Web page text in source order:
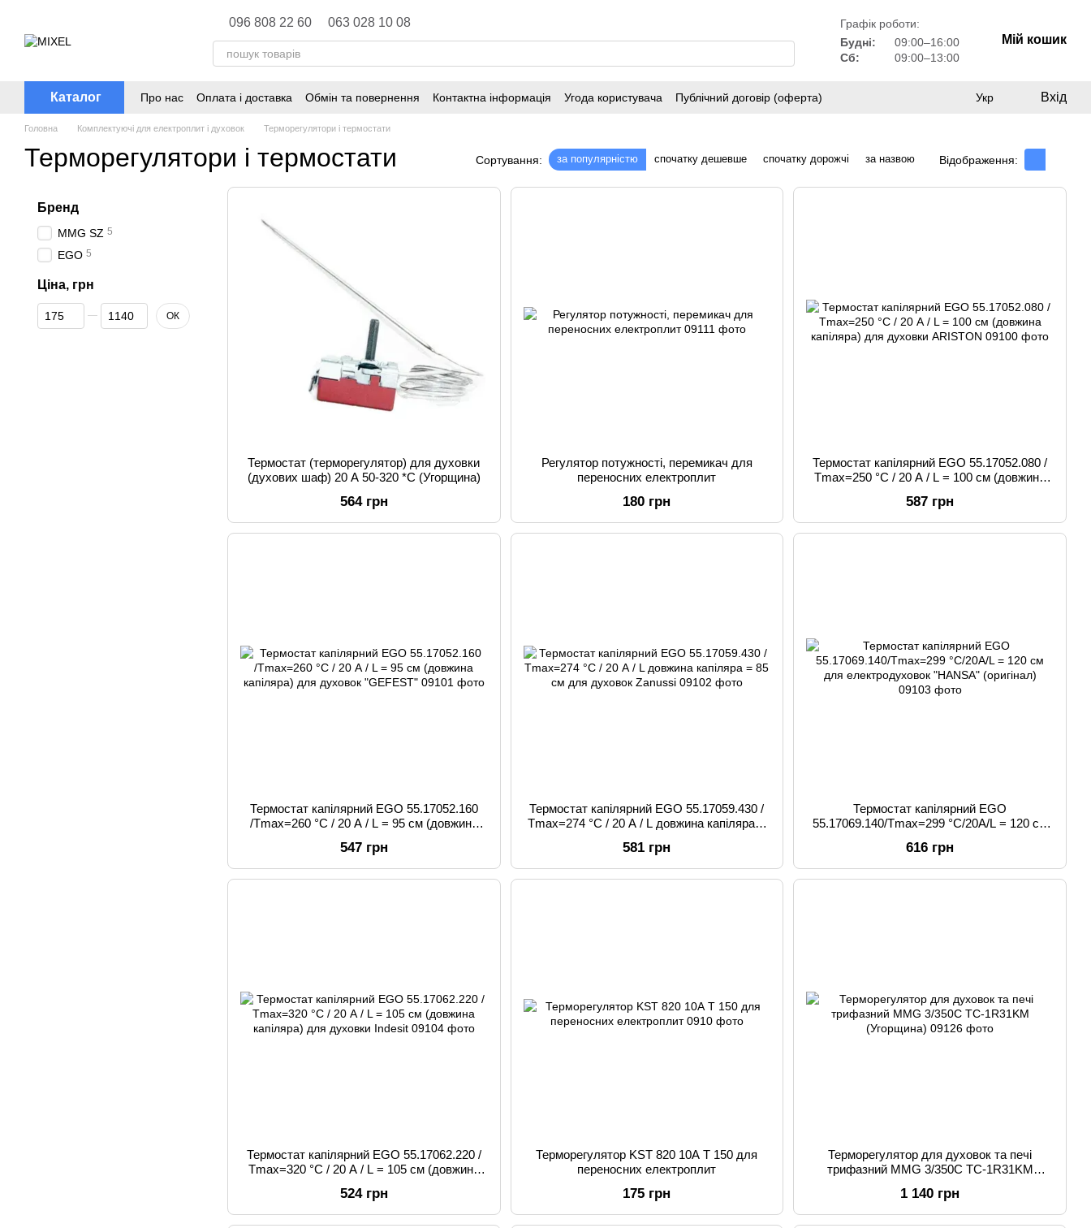
096 808 22 60 063 028 10 08
Графік роботи:
Будні:
09:00–16:00
Сб:
09:00–13:00
Мій кошик
Каталог Про нас Оплата і доставка Обмін та повернення Контактна інформація Угода користувача Публічний договір (оферта) Укр Вхід
Головна Комплектуючі для електроплит і духовок Терморегулятори і термостати
Терморегулятори і термостати Сортування: за популярністю спочатку дешевше спочатку дорожчі за назвою Відображення:
Термостат (терморегулятор) для духовки
(духових шаф) 20 A 50-320 *С (Угорщина)
564 грн
Регулятор потужності, перемикач для
переносних електроплит
180 грн
Термостат капілярний EGO 55.17052.080 /
Tmax=250 °C / 20 А / L = 100 см (довжина
587 грн
Термостат капілярний EGO 55.17052.160
/Tmax=260 °C / 20 А / L = 95 см (довжина
547 грн
Термостат капілярний EGO 55.17059.430 /
Tmax=274 °C / 20 А / L довжина капіляра =
581 грн
Термостат капілярний EGO
55.17069.140/Tmax=299 °C/20А/L = 120 см
616 грн
Термостат капілярний EGO 55.17062.220 /
Tmax=320 °C / 20 А / L = 105 см (довжина
524 грн
Терморегулятор KST 820 10А Т 150 для
переносних електроплит
175 грн
Терморегулятор для духовок та печі
трифазний MMG 3/350C TC-1R31KM
1 140 грн
Бренд
MMG SZ 5
EGO 5
Ціна, грн
Від Ціна, грн
До Ціна, грн ОК